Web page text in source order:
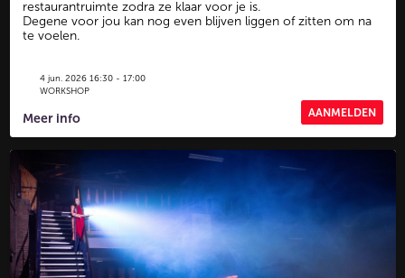
restaurantruimte zodra ze klaar voor je is.
Degene voor jou kan nog even blijven liggen of zitten om na
te voelen.
4 jun. 2026 16:30 - 17:00
WORKSHOP
Meer info AANMELDEN